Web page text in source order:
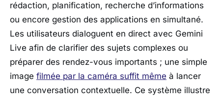
rédaction, planification, recherche d’informations
ou encore gestion des applications en simultané.
Les utilisateurs dialoguent en direct avec Gemini
Live afin de clarifier des sujets complexes ou
préparer des rendez-vous importants ; une simple
image filmée par la caméra suffit même à lancer
une conversation contextuelle. Ce système illustre